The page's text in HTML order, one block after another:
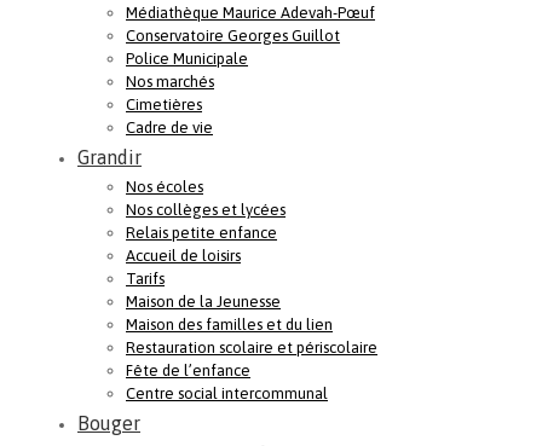
Médiathèque Maurice Adevah-Pœuf
Conservatoire Georges Guillot
Police Municipale
Nos marchés
Cimetières
Cadre de vie
Grandir
Nos écoles
Nos collèges et lycées
Relais petite enfance
Accueil de loisirs
Tarifs
Maison de la Jeunesse
Maison des familles et du lien
Restauration scolaire et périscolaire
Fête de l’enfance
Centre social intercommunal
Bouger